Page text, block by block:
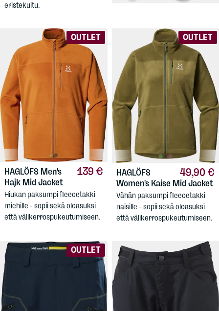
eristekuitu.
OUTLET
139 €
HAGLÖFS Men's
Hajk Mid Jacket
Hiukan paksumpi fleecetakki
miehille - sopii sekä oloasuksi
että välikerrospukeutumiseen.
OUTLET
49,90 €
HAGLÖFS
Women's Kaise Mid Jacket
Vähän paksumpi fleecetakki
naisille - sopii sekä oloasuksi
että välikerrospukeutumiseen.
OUTLET